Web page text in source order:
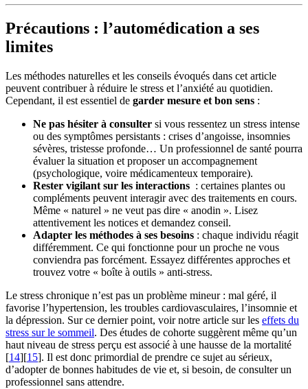
Précautions : l’automédication a ses
limites
Les méthodes naturelles et les conseils évoqués dans cet article
peuvent contribuer à réduire le stress et l’anxiété au quotidien.
Cependant, il est essentiel de garder mesure et bon sens :
Ne pas hésiter à consulter si vous ressentez un stress intense
ou des symptômes persistants : crises d’angoisse, insomnies
sévères, tristesse profonde… Un professionnel de santé pourra
évaluer la situation et proposer un accompagnement
(psychologique, voire médicamenteux temporaire).
Rester vigilant sur les interactions : certaines plantes ou
compléments peuvent interagir avec des traitements en cours.
Même « naturel » ne veut pas dire « anodin ». Lisez
attentivement les notices et demandez conseil.
Adapter les méthodes à ses besoins : chaque individu réagit
différemment. Ce qui fonctionne pour un proche ne vous
conviendra pas forcément. Essayez différentes approches et
trouvez votre « boîte à outils » anti-stress.
Le stress chronique n’est pas un problème mineur : mal géré, il
favorise l’hypertension, les troubles cardiovasculaires, l’insomnie et
la dépression. Sur ce dernier point, voir notre article sur les effets du
stress sur le sommeil. Des études de cohorte suggèrent même qu’un
haut niveau de stress perçu est associé à une hausse de la mortalité
[14][15]. Il est donc primordial de prendre ce sujet au sérieux,
d’adopter de bonnes habitudes de vie et, si besoin, de consulter un
professionnel sans attendre.